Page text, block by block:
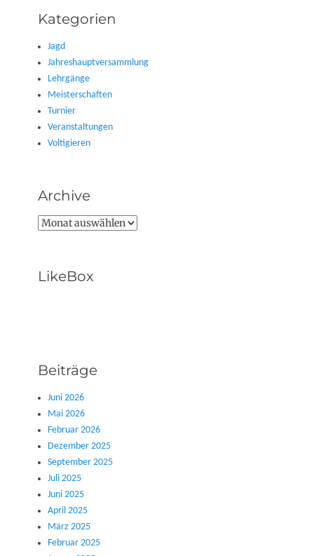
Kategorien
Jagd
Jahreshauptversammlung
Lehrgänge
Meisterschaften
Turnier
Veranstaltungen
Voltigieren
Archive
Archive
LikeBox
Beiträge
Juni 2026
Mai 2026
Februar 2026
Dezember 2025
September 2025
Juli 2025
Juni 2025
April 2025
März 2025
Februar 2025